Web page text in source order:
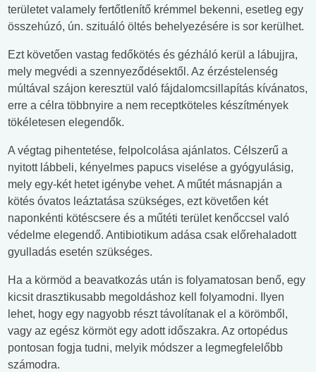
területet valamely fertőtlenítő krémmel bekenni, esetleg egy
összehúzó, ún. szituáló öltés behelyezésére is sor kerülhet.
Ezt követően vastag fedőkötés és gézháló kerül a lábujjra,
mely megvédi a szennyeződésektől. Az érzéstelenség
múltával szájon keresztül való fájdalomcsillapítás kívánatos,
erre a célra többnyire a nem receptköteles készítmények
tökéletesen elegendők.
A végtag pihentetése, felpolcolása ajánlatos. Célszerű a
nyitott lábbeli, kényelmes papucs viselése a gyógyulásig,
mely egy-két hetet igénybe vehet. A műtét másnapján a
kötés óvatos leáztatása szükséges, ezt követően két
naponkénti kötéscsere és a műtéti terület kenőccsel való
védelme elegendő. Antibiotikum adása csak előrehaladott
gyulladás esetén szükséges.
Ha a körmöd a beavatkozás után is folyamatosan benő, egy
kicsit drasztikusabb megoldáshoz kell folyamodni. Ilyen
lehet, hogy egy nagyobb részt távolítanak el a körömből,
vagy az egész körmöt egy adott időszakra. Az ortopédus
pontosan fogja tudni, melyik módszer a legmegfelelőbb
számodra.